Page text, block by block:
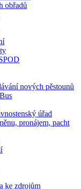
obřadů
nových pěstounů
úřad
pronájem, pacht
ke zdrojům